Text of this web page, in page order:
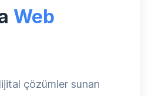
Web
çözümler sunan